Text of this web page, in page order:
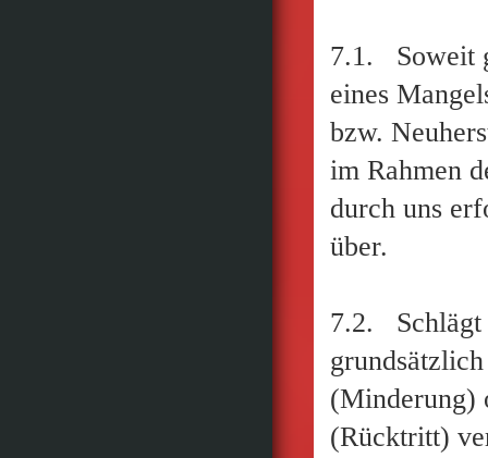
7.1. Soweit
eines
bzw.
im Rahmen
durch uns
über.
7.2. Schlägt
(Minderung)
(Rücktritt)